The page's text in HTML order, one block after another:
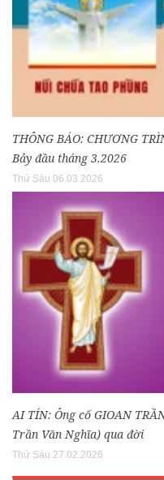
THÔNG BÁO: CHƯƠNG
Bảy đầu tháng 3.2026
Thứ Sáu 06.03.2026
AI TÍN: Ông cố GIOAN
Trần Văn Nghĩa) qua đời
Thứ Sáu 27.02.2026